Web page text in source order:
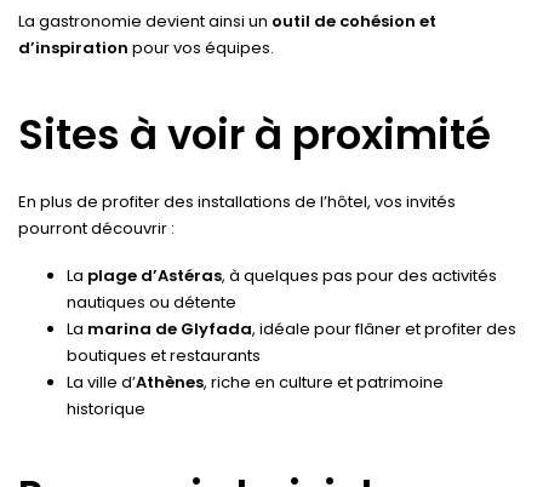
La gastronomie devient ainsi un outil de cohésion et
d’inspiration pour vos équipes.
Sites à voir à proximité
En plus de profiter des installations de l’hôtel, vos invités
pourront découvrir :
La plage d’Astéras, à quelques pas pour des activités
nautiques ou détente
La marina de Glyfada, idéale pour flâner et profiter des
boutiques et restaurants
La ville d’Athènes, riche en culture et patrimoine
historique